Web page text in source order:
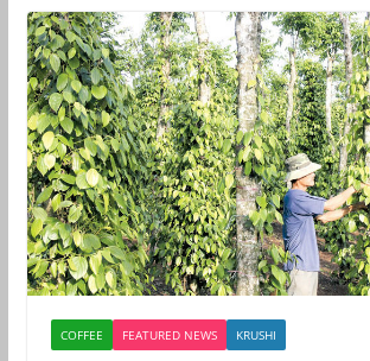
COFFEE FEATURED NEWS KRUSHI